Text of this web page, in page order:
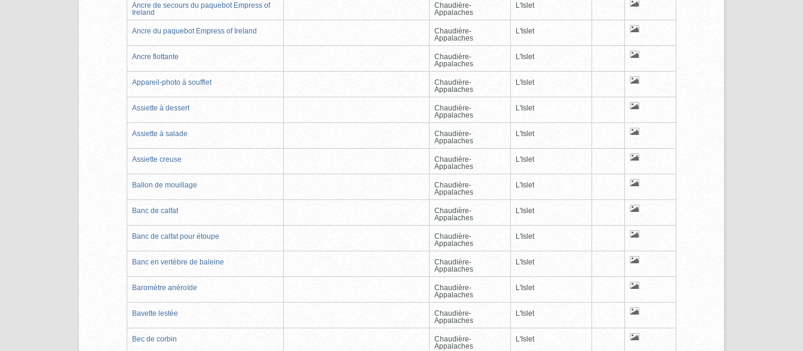
Ancre de secours du paquebot Empress of
Ireland
Chaudière-
Appalaches
L'Islet
Ancre du paquebot Empress of Ireland
Chaudière-
Appalaches
L'Islet
Ancre flottante
Chaudière-
Appalaches
L'Islet
Appareil-photo à soufflet
Chaudière-
Appalaches
L'Islet
Assiette à dessert
Chaudière-
Appalaches
L'Islet
Assiette à salade
Chaudière-
Appalaches
L'Islet
Assiette creuse
Chaudière-
Appalaches
L'Islet
Ballon de mouillage
Chaudière-
Appalaches
L'Islet
Banc de calfat
Chaudière-
Appalaches
L'Islet
Banc de calfat pour étoupe
Chaudière-
Appalaches
L'Islet
Banc en vertèbre de baleine
Chaudière-
Appalaches
L'Islet
Baromètre anéroïde
Chaudière-
Appalaches
L'Islet
Bavette lestée
Chaudière-
Appalaches
L'Islet
Bec de corbin
Chaudière-
Appalaches
L'Islet